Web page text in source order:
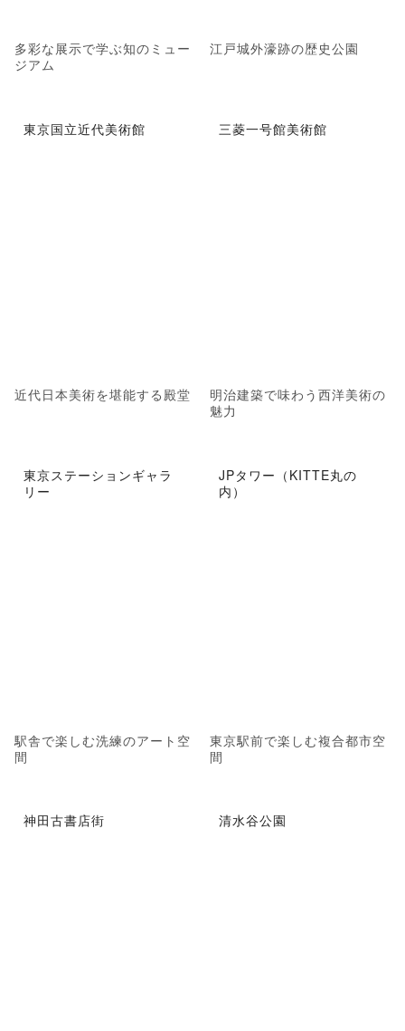
多彩な展示で学ぶ知のミュー
ジアム
江戸城外濠跡の歴史公園
東京国立近代美術館
近代日本美術を堪能する殿堂
三菱一号館美術館
明治建築で味わう西洋美術の
魅力
東京ステーションギャラ
リー
駅舎で楽しむ洗練のアート空
間
JPタワー（KITTE丸の
内）
東京駅前で楽しむ複合都市空
間
神田古書店街 清水谷公園